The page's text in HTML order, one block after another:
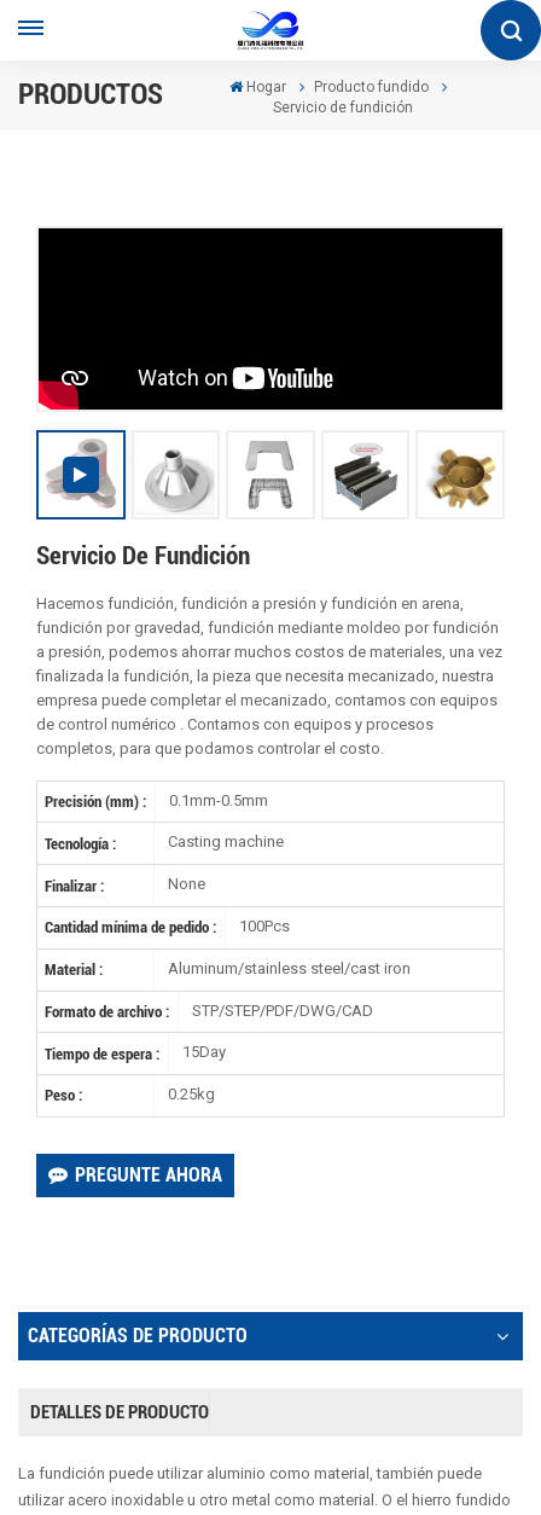
PRODUCTOS Hogar
Producto fundido
Servicio de fundición
Servicio De Fundición
Hacemos fundición, fundición a presión y fundición en arena,
fundición por gravedad, fundición mediante moldeo por fundición
a presión, podemos ahorrar muchos costos de materiales, una vez
finalizada la fundición, la pieza que necesita mecanizado, nuestra
empresa puede completar el mecanizado, contamos con equipos
de control numérico . Contamos con equipos y procesos
completos, para que podamos controlar el costo.
Precisión (mm) : 0.1mm-0.5mm
Tecnología : Casting machine
Finalizar : None
Cantidad mínima de pedido : 100Pcs
Material : Aluminum/stainless steel/cast iron
Formato de archivo : STP/STEP/PDF/DWG/CAD
Tiempo de espera : 15Day
Peso : 0.25kg
PREGUNTE AHORA
CATEGORÍAS DE PRODUCTO
DETALLES DE PRODUCTO
La fundición puede utilizar aluminio como material, también puede
utilizar acero inoxidable u otro metal como material. O el hierro fundido